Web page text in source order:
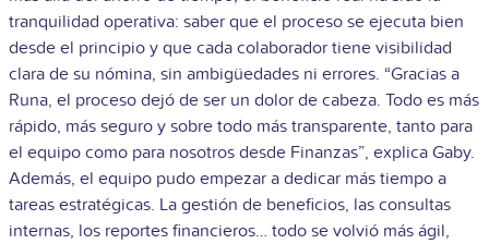
tranquilidad operativa: saber que el proceso se ejecuta bien
desde el principio y que cada colaborador tiene visibilidad
clara de su nómina, sin ambigüedades ni errores. “Gracias a
Runa, el proceso dejó de ser un dolor de cabeza. Todo es más
rápido, más seguro y sobre todo más transparente, tanto para
el equipo como para nosotros desde Finanzas”, explica Gaby.
Además, el equipo pudo empezar a dedicar más tiempo a
tareas estratégicas. La gestión de beneficios, las consultas
internas, los reportes financieros… todo se volvió más ágil,